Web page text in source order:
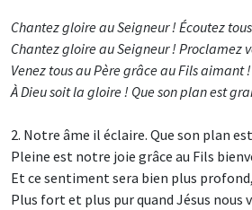
Chantez gloire au Seigneur ! Écoutez
Chantez gloire au Seigneur ! Proclamez
Venez tous au Père grâce au Fils aimant !
À Dieu soit la gloire ! Que son plan est
2. Notre âme il éclaire. Que son plan
Pleine est notre joie grâce au Fils
Et ce sentiment sera bien plus profond,
Plus fort et plus pur quand Jésus nous